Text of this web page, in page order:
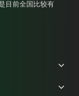
目前全国比较有